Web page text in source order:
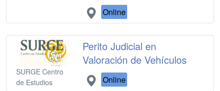
Online
SURGE Centro
de Estudios
Perito Judicial en
Valoración de Vehículos
Online